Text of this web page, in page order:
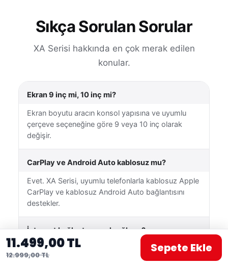
11.499,00 TL
12.999,00 TL
Sepete Ekle
Sıkça Sorulan Sorular
XA Serisi hakkında en çok merak edilen
konular.
Ekran 9 inç mi, 10 inç mi?
Ekran boyutu aracın konsol yapısına ve uyumlu
çerçeve seçeneğine göre 9 veya 10 inç olarak
değişir.
CarPlay ve Android Auto kablosuz mu?
Evet. XA Serisi, uyumlu telefonlarla kablosuz Apple
CarPlay ve kablosuz Android Auto bağlantısını
destekler.
İnternet bağlantısı nasıl sağlanır?
Cihaz Wi-Fi üzerinden uygun bir kablosuz ağa
veya telefonunuzun mobil erişim noktasına